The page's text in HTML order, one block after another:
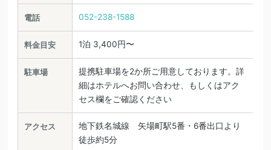
電話 052-238-1588
料金目安 1泊 3,400円〜
駐車場
提携駐車場を2か所ご用意しております。詳
細はホテルへお問い合わせ、もしくはアク
セス欄をご確認ください
アクセス
地下鉄名城線 矢場町駅5番・6番出口より
徒歩約5分